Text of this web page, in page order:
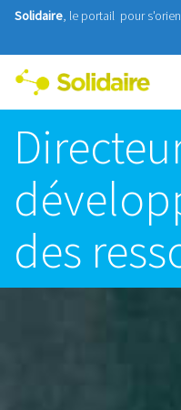
Aller au contenu principal
Solidaire, le portail pour
des